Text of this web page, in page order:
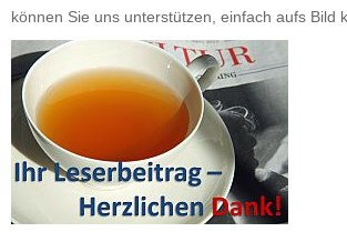
können Sie uns unterstützen, einfach aufs Bild